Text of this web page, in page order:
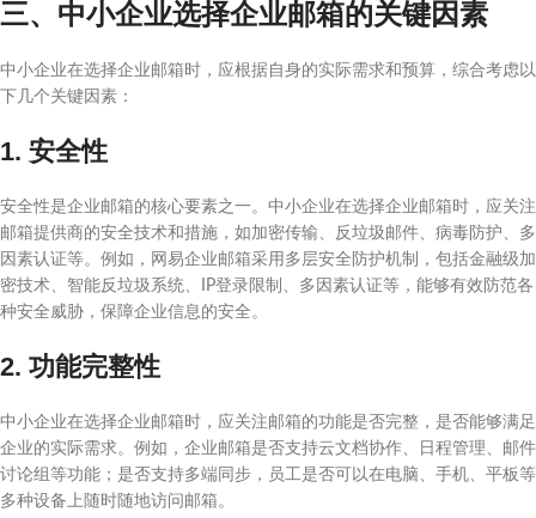
三、中小企业选择企业邮箱的关键因素
中小企业在选择企业邮箱时，应根据自身的实际需求和预算，综合考虑以
下几个关键因素：
1. 安全性
安全性是企业邮箱的核心要素之一。中小企业在选择企业邮箱时，应关注
邮箱提供商的安全技术和措施，如加密传输、反垃圾邮件、病毒防护、多
因素认证等。例如，网易企业邮箱采用多层安全防护机制，包括金融级加
密技术、智能反垃圾系统、IP登录限制、多因素认证等，能够有效防范各
种安全威胁，保障企业信息的安全。
2. 功能完整性
中小企业在选择企业邮箱时，应关注邮箱的功能是否完整，是否能够满足
企业的实际需求。例如，企业邮箱是否支持云文档协作、日程管理、邮件
讨论组等功能；是否支持多端同步，员工是否可以在电脑、手机、平板等
多种设备上随时随地访问邮箱。